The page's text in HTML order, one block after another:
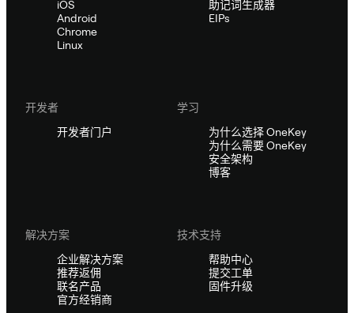
iOS
Android
Chrome
Linux
助记词生成器
EIPs
开发者
开发者门户
学习
为什么选择 OneKey
为什么需要 OneKey
安全架构
博客
解决方案
企业解决方案
推荐返佣
联名产品
官方经销商
技术支持
帮助中心
提交工单
固件升级